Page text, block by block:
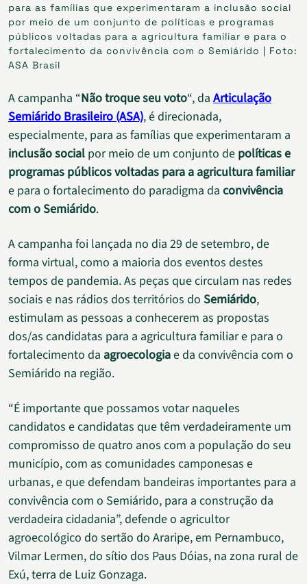
para as famílias que experimentaram a inclusão social
por meio de um conjunto de políticas e programas
públicos voltadas para a agricultura familiar e para o
fortalecimento da convivência com o Semiárido | Foto:
ASA Brasil
A campanha “Não troque seu voto“, da Articulação
Semiárido Brasileiro (ASA), é direcionada,
especialmente, para as famílias que experimentaram a
inclusão social por meio de um conjunto de políticas e
programas públicos voltadas para a agricultura familiar
e para o fortalecimento do paradigma da convivência
com o Semiárido.
A campanha foi lançada no dia 29 de setembro, de
forma virtual, como a maioria dos eventos destes
tempos de pandemia. As peças que circulam nas redes
sociais e nas rádios dos territórios do Semiárido,
estimulam as pessoas a conhecerem as propostas
dos/as candidatas para a agricultura familiar e para o
fortalecimento da agroecologiae da convivência com o
Semiárido na região.
“É importante que possamos votar naqueles
candidatos e candidatas que têm verdadeiramente um
compromisso de quatro anos com a população do seu
município, com as comunidades camponesas e
urbanas, e que defendam bandeiras importantes para a
convivência com o Semiárido, para a construção da
verdadeira cidadania”, defende o agricultor
agroecológico do sertão do Araripe, em Pernambuco,
Vilmar Lermen, do sítio dos Paus Dóias, na zona rural de
Exú, terra de Luiz Gonzaga.